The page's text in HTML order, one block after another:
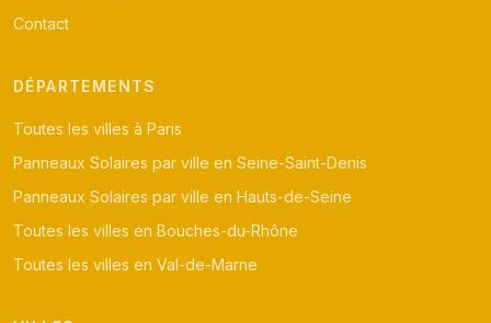
Contact
DÉPARTEMENTS
Toutes les villes à Paris
Panneaux Solaires par ville en Seine-Saint-Denis
Panneaux Solaires par ville en Hauts-de-Seine
Toutes les villes en Bouches-du-Rhône
Toutes les villes en Val-de-Marne